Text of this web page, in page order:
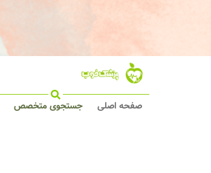
صفحه اصلی جستجوی متخصص